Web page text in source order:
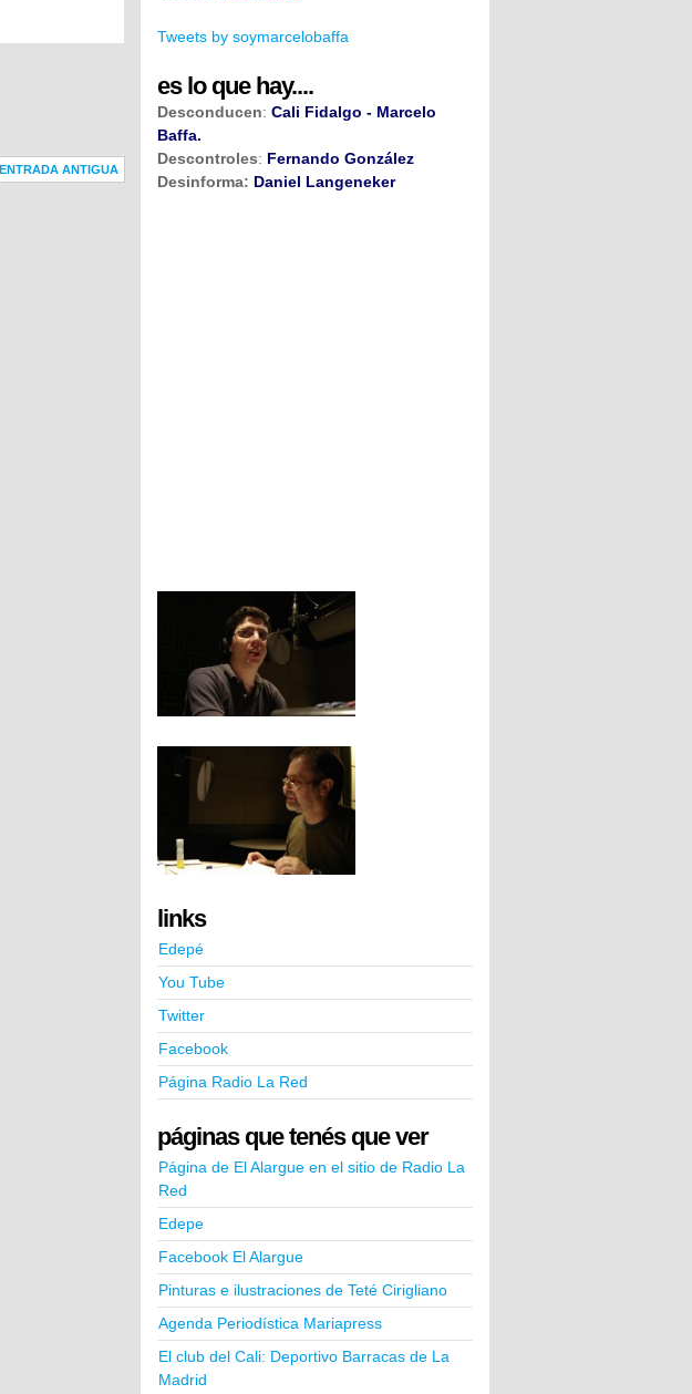
ENTRADA ANTIGUA
Tweets by soymarcelobaffa
es lo que hay....
Desconducen: Cali Fidalgo - Marcelo
Baffa.
Descontroles: Fernando González
Desinforma: Daniel Langeneker
links
Edepé
You Tube
Twitter
Facebook
Página Radio La Red
páginas que tenés que ver
Página de El Alargue en el sitio de Radio La
Red
Edepe
Facebook El Alargue
Pinturas e ilustraciones de Teté Cirigliano
Agenda Periodística Mariapress
El club del Cali: Deportivo Barracas de La
Madrid